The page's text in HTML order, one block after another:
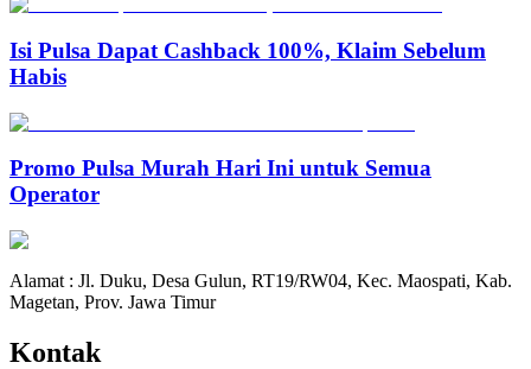
Isi Pulsa Dapat Cashback 100%, Klaim Sebelum
Habis
Promo Pulsa Murah Hari Ini untuk Semua
Operator
Alamat : Jl. Duku, Desa Gulun, RT19/RW04, Kec. Maospati, Kab.
Magetan, Prov. Jawa Timur
Kontak